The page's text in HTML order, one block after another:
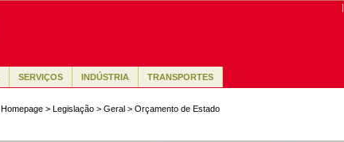
|
SERVIÇOS INDÚSTRIA TRANSPORTES
Homepage > Legislação > Geral > Orçamento de Estado